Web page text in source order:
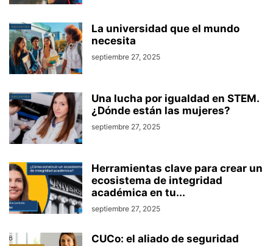
La universidad que el mundo
necesita
septiembre 27, 2025
Una lucha por igualdad en STEM.
¿Dónde están las mujeres?
septiembre 27, 2025
Herramientas clave para crear un
ecosistema de integridad
académica en tu...
septiembre 27, 2025
CUCo: el aliado de seguridad